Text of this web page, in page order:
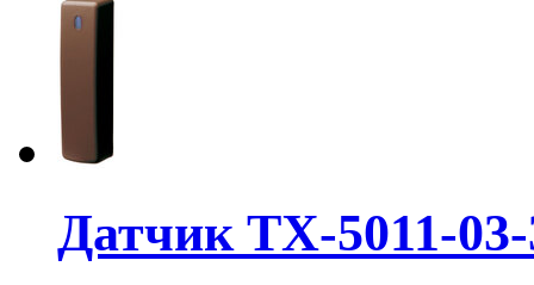
Датчик TX-5011-